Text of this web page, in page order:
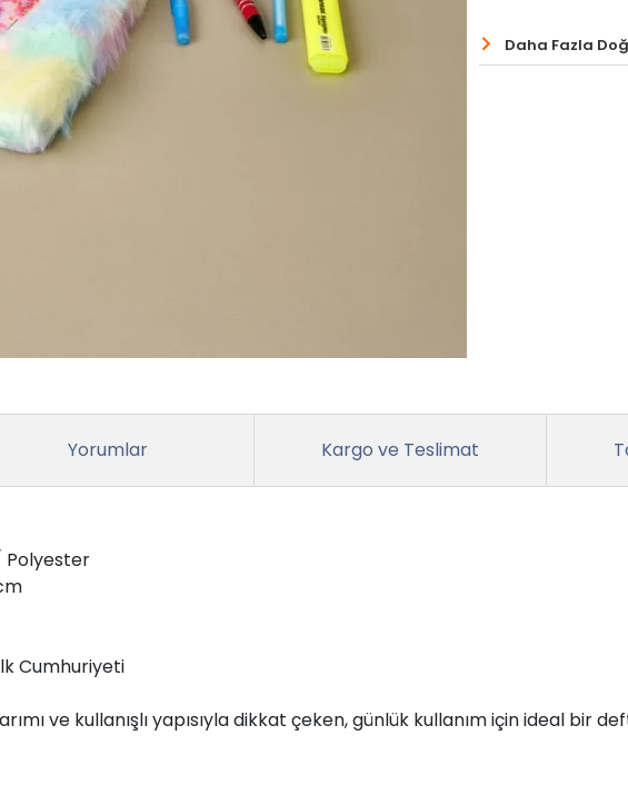
Daha Fazla
Yorumlar Kargo ve Teslimat
Polyester
Cumhuriyeti
ve kullanışlı yapısıyla dikkat çeken, günlük kullanım için ideal bir